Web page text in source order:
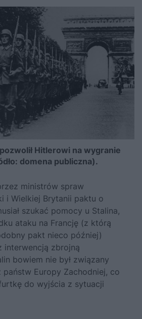
Hitlerowi na wygranie
domena publiczna).
ministrów spraw
i Wielkiej Brytanii paktu o
szukać pomocy u Stalina,
ataku na Francję (z którą
pakt nieco później)
interwencją zbrojną
bowiem nie był związany
Europy Zachodniej, co
do wyjścia z sytuacji